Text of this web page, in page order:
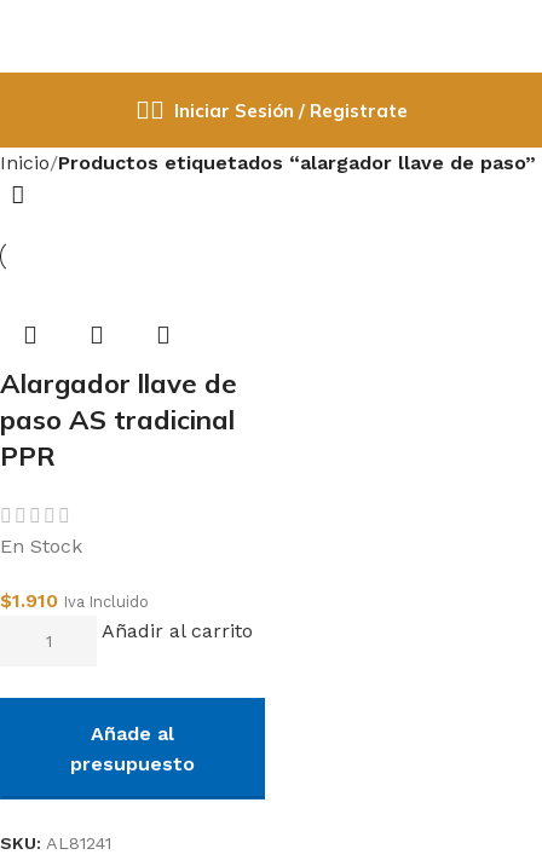
Iniciar Sesión / Registrate
Inicio Productos etiquetados “alargador llave de paso”
Alargador llave de
paso AS tradicinal
PPR
En Stock
$1.910 Iva Incluido
Añadir al carrito
Añade al
presupuesto
SKU: AL81241